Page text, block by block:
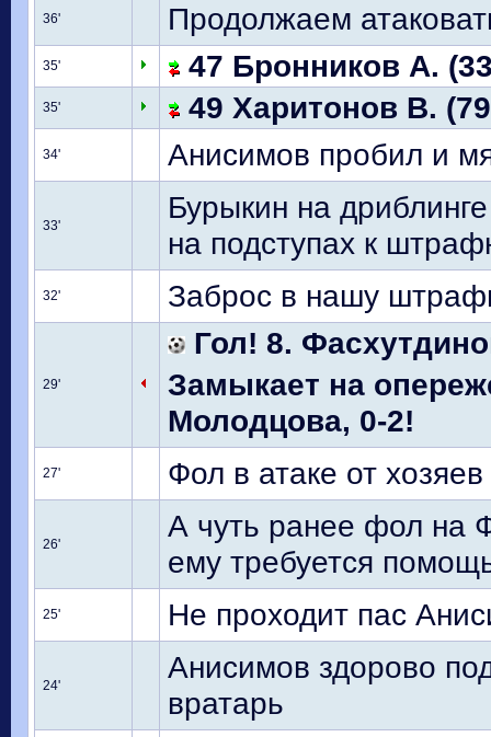
36' Продолжаем
35' 47 Бронников А.
35' 49 Харитонов В.
34' Анисимов пробил и
33'
Бурыкин на
на подступах к
32' Заброс в нашу
29'
Гол! 8.
Замыкает на
Молодцова, 0-2!
27' Фол в атаке от хозяев
26'
А чуть ранее фол на
ему требуется
25' Не проходит пас
24'
Анисимов здорово
вратарь